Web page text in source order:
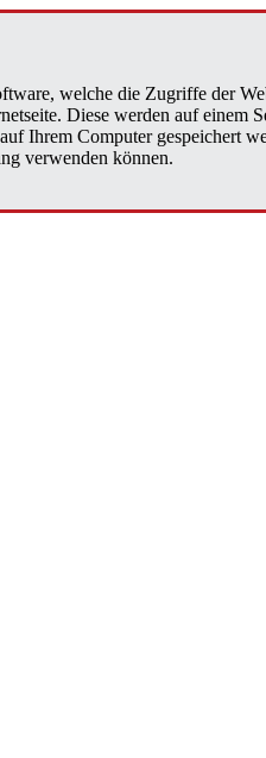
welche die Zugriffe der
Diese werden auf einem
Ihrem Computer gespeichert
verwenden können.